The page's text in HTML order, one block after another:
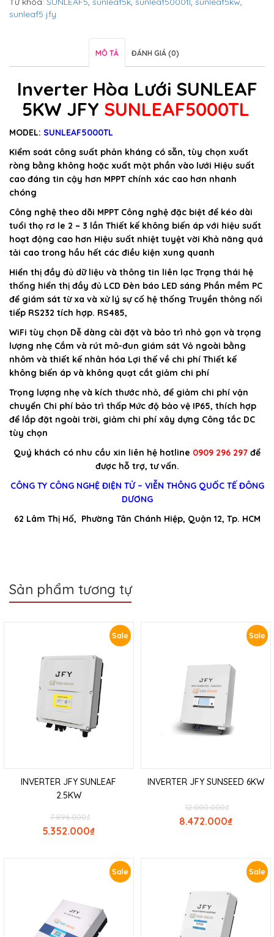
sunleaf5 jfy
MÔ TẢ ĐÁNH GIÁ (0)
Inverter Hòa Lưới SUNLEAF
5KW JFY SUNLEAF5000TL
MODEL: SUNLEAF5000TL
Kiểm soát công suất phản kháng có sẵn, tùy chọn xuất
ròng bằng không hoặc xuất một phần vào lưới Hiệu suất
cao đáng tin cậy hơn MPPT chính xác cao hơn nhanh
chóng
Công nghệ theo dõi MPPT Công nghệ đặc biệt để kéo dài
tuổi thọ rơ le 2 ~ 3 lần Thiết kế không biến áp với hiệu suất
hoạt động cao hơn Hiệu suất nhiệt tuyệt vời Khả năng quá
tải cao trong hầu hết các điều kiện xung quanh
Hiển thị đầy đủ dữ liệu và thông tin liên lạc Trạng thái hệ
thống hiển thị đầy đủ LCD Đèn báo LED sáng Phần mềm PC
để giám sát từ xa và xử lý sự cố hệ thống Truyền thông nối
tiếp RS232 tích hợp. RS485,
WiFi tùy chọn Dễ dàng cài đặt và bảo trì nhỏ gọn và trọng
lượng nhẹ Cắm và rút mô-đun giám sát Vỏ ngoài bằng
nhôm và thiết kế nhân hóa Lợi thế về chi phí Thiết kế
không biến áp và không quạt cắt giảm chi phí
Trọng lượng nhẹ và kích thước nhỏ, để giảm chi phí vận
chuyển Chi phí bảo trì thấp Mức độ bảo vệ IP65, thích hợp
để lắp đặt ngoài trời, giảm chi phí xây dựng Công tắc DC
tùy chọn
Quý khách có nhu cầu xin liên hệ hotline 0909 296 297 để
được hỗ trợ, tư vấn.
CÔNG TY CÔNG NGHỆ ĐIỆN TỬ – VIỄN THÔNG QUỐC TẾ ĐÔNG
DƯƠNG
62 Lâm Thị Hố, Phường Tân Chánh Hiệp, Quận 12, Tp. HCM
Sản phẩm tương tự
Sale
INVERTER JFY SUNLEAF
2.5KW
₫
7.896.000
₫
5.352.000
Sale
INVERTER JFY SUNSEED 6KW
₫
12.000.000
₫
8.472.000
Sale Sale